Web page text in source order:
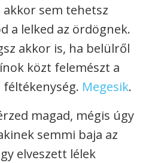
akkor sem tehetsz
a lelked az ördögnek.
akkor is, ha belülről
közt felemészt a
Megesik.
magad, mégis úgy
semmi baja az
elveszett lélek